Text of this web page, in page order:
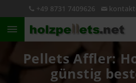
+49 8731 7409626
Pellets Affler:
günstig